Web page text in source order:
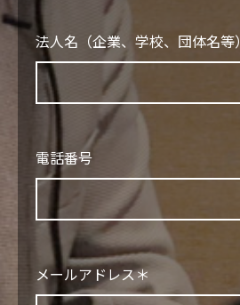
法人名（企業、学校、団体名等）
電話番号
メールアドレス＊